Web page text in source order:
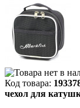
Код товара:
чехол для